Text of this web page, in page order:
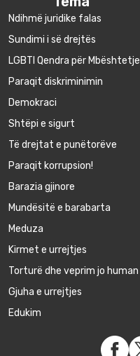
Ndihmë juridike falas
Sundimi i së drejtës
LGBTI Qendra për Mbështetje
Paraqit diskriminimin
Demokraci
Shtëpi e sigurt
Të drejtat e punëtorëve
Paraqit korrupsion!
Barazia gjinore
Mundësitë e barabarta
Meduza
Kirmet e urrejtjes
Torturë dhe veprim jo human
Gjuha e urrejtjes
Edukim